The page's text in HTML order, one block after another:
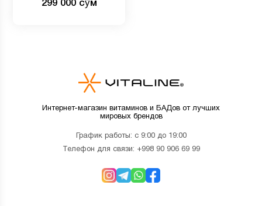
299 000 сӯм
Интернет-магазин витаминов и БАДов от лучших
мировых брендов
График работы: с 9:00 до 19:00
Телефон для связи: +998 90 906 69 99